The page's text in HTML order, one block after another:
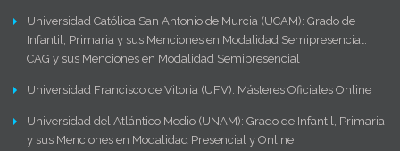
Universidad Católica San Antonio de Murcia (UCAM): Grado de
Infantil, Primaria y sus Menciones en Modalidad Semipresencial.
CAG y sus Menciones en Modalidad Semipresencial
Universidad Francisco de Vitoria (UFV): Másteres Oficiales Online
Universidad del Atlántico Medio (UNAM): Grado de Infantil, Primaria
y sus Menciones en Modalidad Presencial y Online